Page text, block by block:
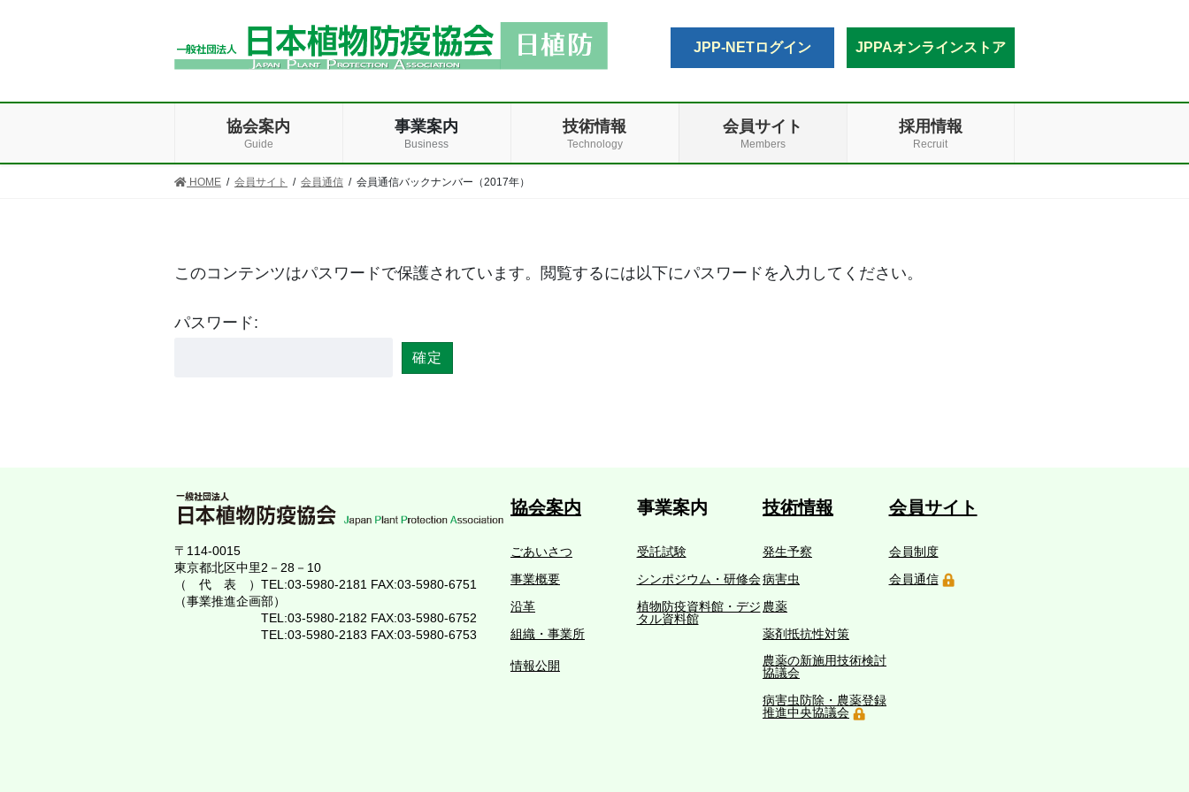
JPP-NETログイン JPPAオンラインストア
協会案内
Guide
事業案内
Business
技術情報
Technology
会員サイト
Members
採用情報
Recruit
HOME 会員サイト 会員通信 会員通信バックナンバー（2017年）
このコンテンツはパスワードで保護されています。閲覧するには以下にパスワードを入力してください。
パスワード:
〒114-0015
東京都北区中里2－28－10
（ 代 表 ）TEL:03-5980-2181 FAX:03-5980-6751
（事業推進企画部）
TEL:03-5980-2182 FAX:03-5980-6752
TEL:03-5980-2183 FAX:03-5980-6753
協会案内
ごあいさつ
事業概要
沿革
組織・事業所
情報公開
事業案内
受託試験
シンポジウム・研修会
植物防疫資料館・デジ
タル資料館
技術情報
発生予察
病害虫
農薬
薬剤抵抗性対策
農薬の新施用技術検討
協議会
病害虫防除・農薬登録
推進中央協議会
会員サイト
会員制度
会員通信